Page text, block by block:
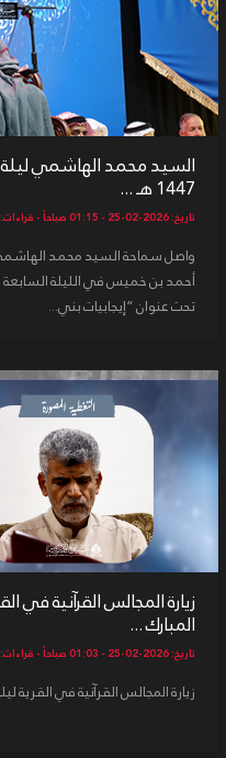
1447 هـ ...
تاريخ: 2026-02-25 - 01:15 صباحاً - قراءات: 274
واصل سماحة السيد محمد
تحت عنوان “إيجابيات بني...
المبارك ...
تاريخ: 2026-02-25 - 01:03 صباحاً - قراءات: 278
زيارة المجالس القرآنية في القرية ليلة 7 من شهر رمضان المبارك